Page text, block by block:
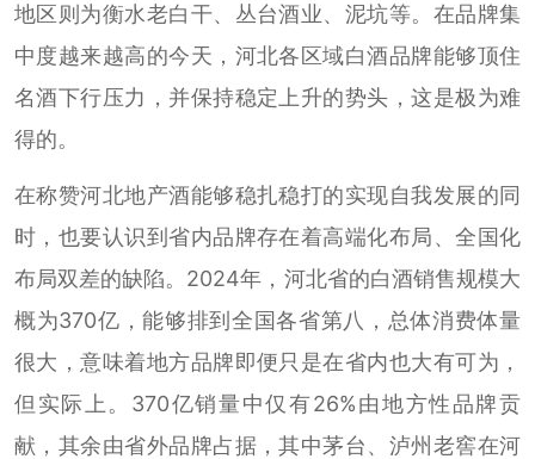
地区则为衡水老白干、丛台酒业、泥坑等。在品牌集
中度越来越高的今天，河北各区域白酒品牌能够顶住
名酒下行压力，并保持稳定上升的势头，这是极为难
得的。
在称赞河北地产酒能够稳扎稳打的实现自我发展的同
时，也要认识到省内品牌存在着高端化布局、全国化
布局双差的缺陷。2024年，河北省的白酒销售规模大
概为370亿，能够排到全国各省第八，总体消费体量
很大，意味着地方品牌即便只是在省内也大有可为，
但实际上。370亿销量中仅有26%由地方性品牌贡
献，其余由省外品牌占据，其中茅台、泸州老窖在河